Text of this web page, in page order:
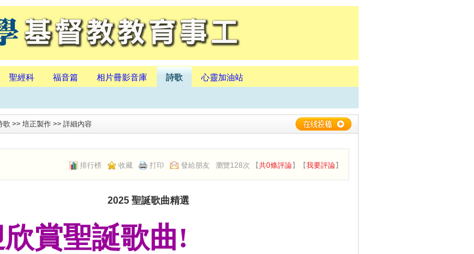
聖經科 福音篇 相片冊影音庫 詩歌 心靈加油站
歌 >> 培正製作 >> 詳細內容
排行榜 收藏 打印 發給朋友 瀏覽128次 【共0條評論】【我要評論】
2025 聖誕歌曲精選
賞聖誕歌曲!